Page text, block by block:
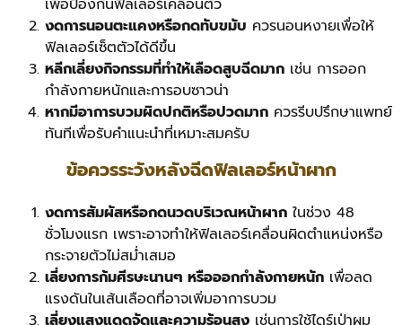
เพื่อป้องกันฟิลเลอร์เคลื่อนตัว
งดการนอนตะแคงหรือกดทับขมับ ควรนอนหงายเพื่อให้
ฟิลเลอร์เซ็ตตัวได้ดีขึ้น
หลีกเลี่ยงกิจกรรมที่ทำให้เลือดสูบฉีดมาก เช่น การออก
กำลังกายหนักและการอบซาวน่า
หากมีอาการบวมผิดปกติหรือปวดมาก ควรรีบปรึกษาแพทย์
ทันทีเพื่อรับคำแนะนำที่เหมาะสมครับ
ข้อควรระวังหลังฉีดฟิลเลอร์หน้าผาก
งดการสัมผัสหรือกดนวดบริเวณหน้าผาก ในช่วง 48
ชั่วโมงแรก เพราะอาจทำให้ฟิลเลอร์เคลื่อนผิดตำแหน่งหรือ
กระจายตัวไม่สม่ำเสมอ
เลี่ยงการก้มศีรษะนานๆ หรือออกกำลังกายหนัก เพื่อลด
แรงดันในเส้นเลือดที่อาจเพิ่มอาการบวม
เลี่ยงแสงแดดจัดและความร้อนสูง เช่นการใช้ไดร์เป่าผม